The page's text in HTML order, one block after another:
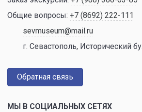
Общие вопросы: +7 (8692) 222-111
sevmuseum@mail.ru
г. Севастополь, Исторический
Обратная связь
МЫ В СОЦИАЛЬНЫХ СЕТЯХ